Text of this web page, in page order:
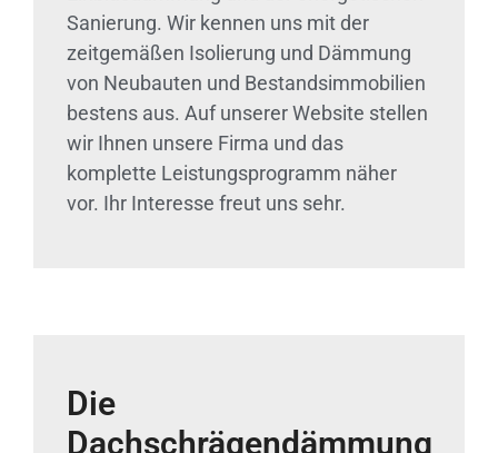
Sanierung. Wir kennen uns mit der
zeitgemäßen Isolierung und Dämmung
von Neubauten und Bestandsimmobilien
bestens aus. Auf unserer Website stellen
wir Ihnen unsere Firma und das
komplette Leistungsprogramm näher
vor. Ihr Interesse freut uns sehr.
Die
Dachschrägendämmung